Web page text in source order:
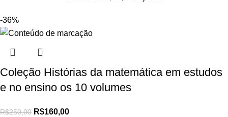
-36%
Coleção Histórias da matemática em estudos
e no ensino os 10 volumes
R$250,00 R$160,00